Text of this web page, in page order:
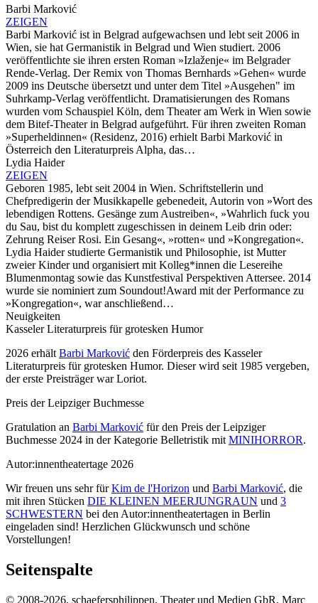
Barbi Marković
ZEIGEN
Barbi Marković ist in Belgrad aufgewachsen und lebt seit 2006 in
Wien, sie hat Germanistik in Belgrad und Wien studiert. 2006
veröffentlichte sie ihren ersten Roman »Izlaženje« im Belgrader
Rende-Verlag. Der Remix von Thomas Bernhards »Gehen« wurde
2009 ins Deutsche übersetzt und unter dem Titel »Ausgehen" im
Suhrkamp-Verlag veröffentlicht. Dramatisierungen des Romans
wurden vom Schauspiel Köln, dem Theater am Werk in Wien sowie
dem Bitef-Theater in Belgrad aufgeführt. Für ihren zweiten Roman
»Superheldinnen« (Residenz, 2016) erhielt Barbi Marković in
Österreich den Literaturpreis Alpha, das…
Lydia Haider
ZEIGEN
Geboren 1985, lebt seit 2004 in Wien. Schriftstellerin und
Chefpredigerin der Musikkapelle gebenedeit, Autorin von »Wort des
lebendigen Rottens. Gesänge zum Austreiben«, »Wahrlich fuck you
du Sau, bist du komplett zugeschissen in deinem Leib drin oder:
Zehrung Reiser Rosi. Ein Gesang«, »rotten« und »Kongregation«.
Lydia Haider studierte Germanistik und Philosophie, ist Mutter
zweier Kinder und organisiert mit Kolleg*innen die Lesereihe
Blumenmontag sowie das Kunstfestival Perspektiven Attersee. 2014
wurde sie nominiert zum Soundout!Award mit der Performance zu
»Kongregation«, war anschließend…
Neuigkeiten
Kasseler Literaturpreis für grotesken Humor
2026 erhältBarbi Marković den Förderpreis des Kasseler
Literaturpreis für grotesken Humor. Dieser wird seit 1985 vergeben,
der erste Preisträger war Loriot.
Preis der Leipziger Buchmesse
Gratulation an Barbi Marković für den Preis der Leipziger
Buchmesse 2024 in der Kategorie Belletristik mitMINIHORROR.
Autor:innentheatertage 2026
Wir freuen uns sehr fürKim de l'Horizon und Barbi Marković, die
mit ihren Stücken DIE KLEINEN MEERJUNGRAUN und 3
SCHWESTERN bei den Autor:innentheatertagen in Berlin
eingeladen sind! Herzlichen Glückwunsch und schöne
Vorstellungen!
Seitenspalte
© 2008-2026, schaefersphilippen, Theater und Medien GbR, Marc